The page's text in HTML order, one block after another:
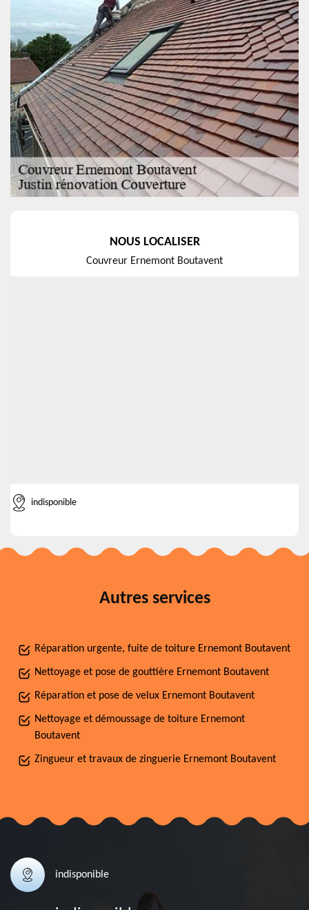
NOUS LOCALISER
Couvreur Ernemont Boutavent
indisponible
Autres services
Réparation urgente, fuite de toiture Ernemont Boutavent
Nettoyage et pose de gouttière Ernemont Boutavent
Réparation et pose de velux Ernemont Boutavent
Nettoyage et démoussage de toiture Ernemont
Boutavent
Zingueur et travaux de zinguerie Ernemont Boutavent
indisponible